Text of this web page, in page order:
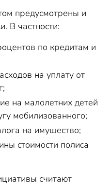
предусмотрены и
В частности:
по кредитам и
на уплату от
на малолетних детей
мобилизованного;
на имущество;
стоимости полиса
считают